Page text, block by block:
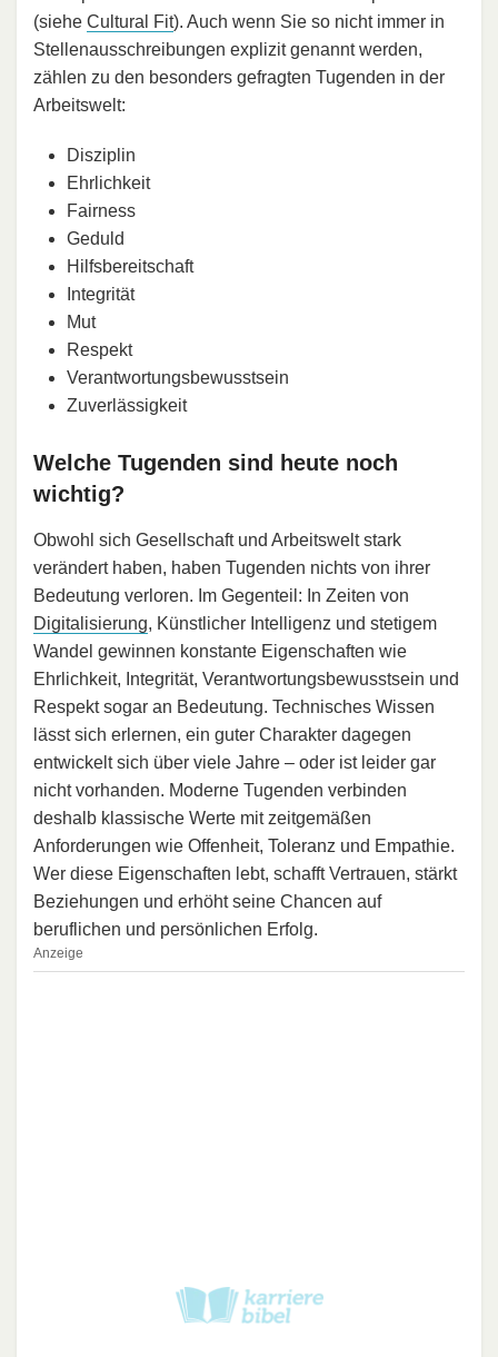
(siehe Cultural Fit). Auch wenn Sie so nicht immer in
Stellenausschreibungen explizit genannt werden,
zählen zu den besonders gefragten Tugenden in der
Arbeitswelt:
Disziplin
Ehrlichkeit
Fairness
Geduld
Hilfsbereitschaft
Integrität
Mut
Respekt
Verantwortungsbewusstsein
Zuverlässigkeit
Welche Tugenden sind heute noch
wichtig?
Obwohl sich Gesellschaft und Arbeitswelt stark
verändert haben, haben Tugenden nichts von ihrer
Bedeutung verloren. Im Gegenteil: In Zeiten von
Digitalisierung, Künstlicher Intelligenz und stetigem
Wandel gewinnen konstante Eigenschaften wie
Ehrlichkeit, Integrität, Verantwortungsbewusstsein und
Respekt sogar an Bedeutung. Technisches Wissen
lässt sich erlernen, ein guter Charakter dagegen
entwickelt sich über viele Jahre – oder ist leider gar
nicht vorhanden. Moderne Tugenden verbinden
deshalb klassische Werte mit zeitgemäßen
Anforderungen wie Offenheit, Toleranz und Empathie.
Wer diese Eigenschaften lebt, schafft Vertrauen, stärkt
Beziehungen und erhöht seine Chancen auf
beruflichen und persönlichen Erfolg.
Anzeige